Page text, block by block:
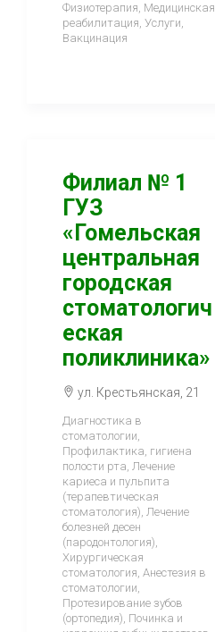
Физиотерапия, Медицинская
реабилитация, Услуги,
Вакцинация
Филиал № 1
ГУЗ
«Гомельская
центральная
городская
стоматологич
еская
поликлиника»
ул. Крестьянская, 21
Диагностика в
стоматологии,
Профилактика, гигиена
полости рта, Лечение
кариеса и пульпита
(терапевтическая
стоматология), Лечение
болезней десен
(пародонтология),
Хирургическая
стоматология, Анестезия в
стоматологии,
Протезирование зубов
(ортопедия), Починка и